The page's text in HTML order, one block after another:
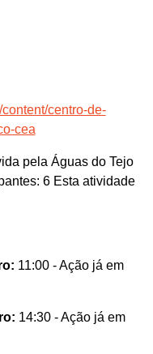
centro-de-
cea
pela Águas do Tejo
6 Esta atividade
11:00 - Ação já em
14:30 - Ação já em